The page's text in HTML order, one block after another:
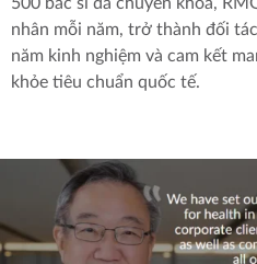
nhân mỗi năm, trở thành đối
năm kinh nghiệm và cam kết
khỏe tiêu chuẩn quốc tế.